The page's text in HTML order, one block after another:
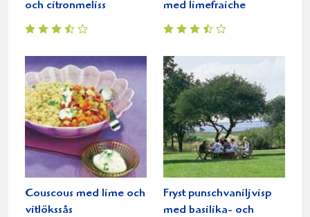
och citronmeliss med limefraiche
Couscous med lime och
vitlökssås
Fryst punschvaniljvisp
med basilika- och